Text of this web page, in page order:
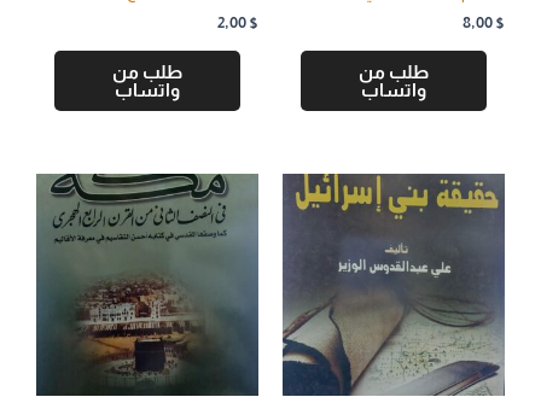
8,00 $
طلب من
واتساب
2,00 $
طلب من
واتساب